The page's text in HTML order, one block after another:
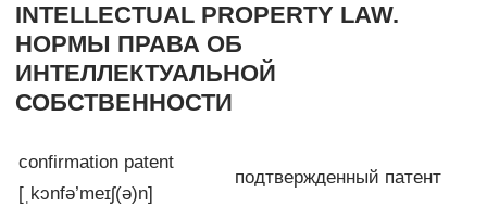
INTELLECTUAL PROPERTY LAW.
НОРМЫ ПРАВА ОБ
ИНТЕЛЛЕКТУАЛЬНОЙ
СОБСТВЕННОСТИ
confirmation patent
[ˌkɔnfə’meɪʃ(ə)n]
подтвержденный патент